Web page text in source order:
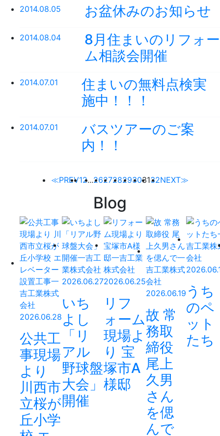
2014.08.05 お盆休みのお知らせ
2014.08.04
8月住まいのリフォー
ム相談会開催
2014.07.01
住まいの無料点検実
施中！！！
2014.07.01
バスツアーのご案
内！！
≪PREV12...26272829303132NEXT≫
Blog
2026.06.28
公共工
事現場
より
川西市
立桜が
丘小学
2026.06.27
いち
よし
「リ
アル
野球盤
大会」
開催
2026.06.25
リフ
ォーム
現場よ
り 宝
塚市A
様邸
2026.06.19
故 常
務取
締役
尾上
久男
さん
を偲
んで
うち
のペ
ット
たち